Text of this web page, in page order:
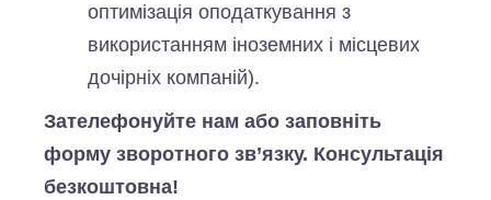
оптимізація оподаткування з
використанням іноземних і місцевих
дочірніх компаній).
Зателефонуйте нам або заповніть
форму зворотного зв’язку. Консультація
безкоштовна!